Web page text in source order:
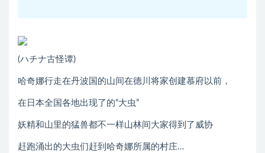
(ハチナ古怪谭)
哈奇娜行走在丹波国的山间在德川将家创建慕府以前，
在日本全国各地出现了的“大虫”
妖精和山里的猛兽都不一样山林间大家得到了威协
赶跑涌出的大虫们赶到哈奇娜所属的村庄…